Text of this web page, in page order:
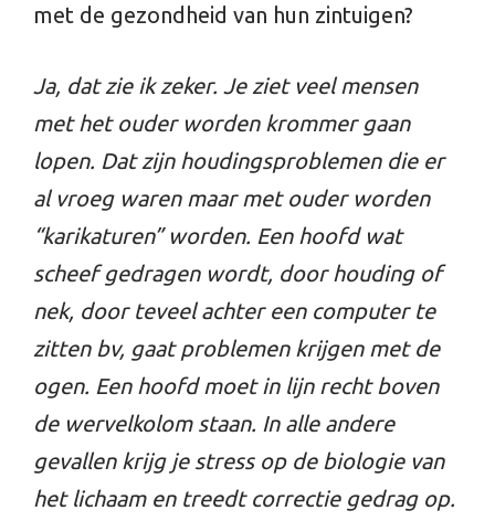
met de gezondheid van hun zintuigen?
Ja, dat zie ik zeker. Je ziet veel mensen
met het ouder worden krommer gaan
lopen. Dat zijn houdingsproblemen die er
al vroeg waren maar met ouder worden
“karikaturen” worden. Een hoofd wat
scheef gedragen wordt, door houding of
nek, door teveel achter een computer te
zitten bv, gaat problemen krijgen met de
ogen. Een hoofd moet in lijn recht boven
de wervelkolom staan. In alle andere
gevallen krijg je stress op de biologie van
het lichaam en treedt correctie gedrag op.